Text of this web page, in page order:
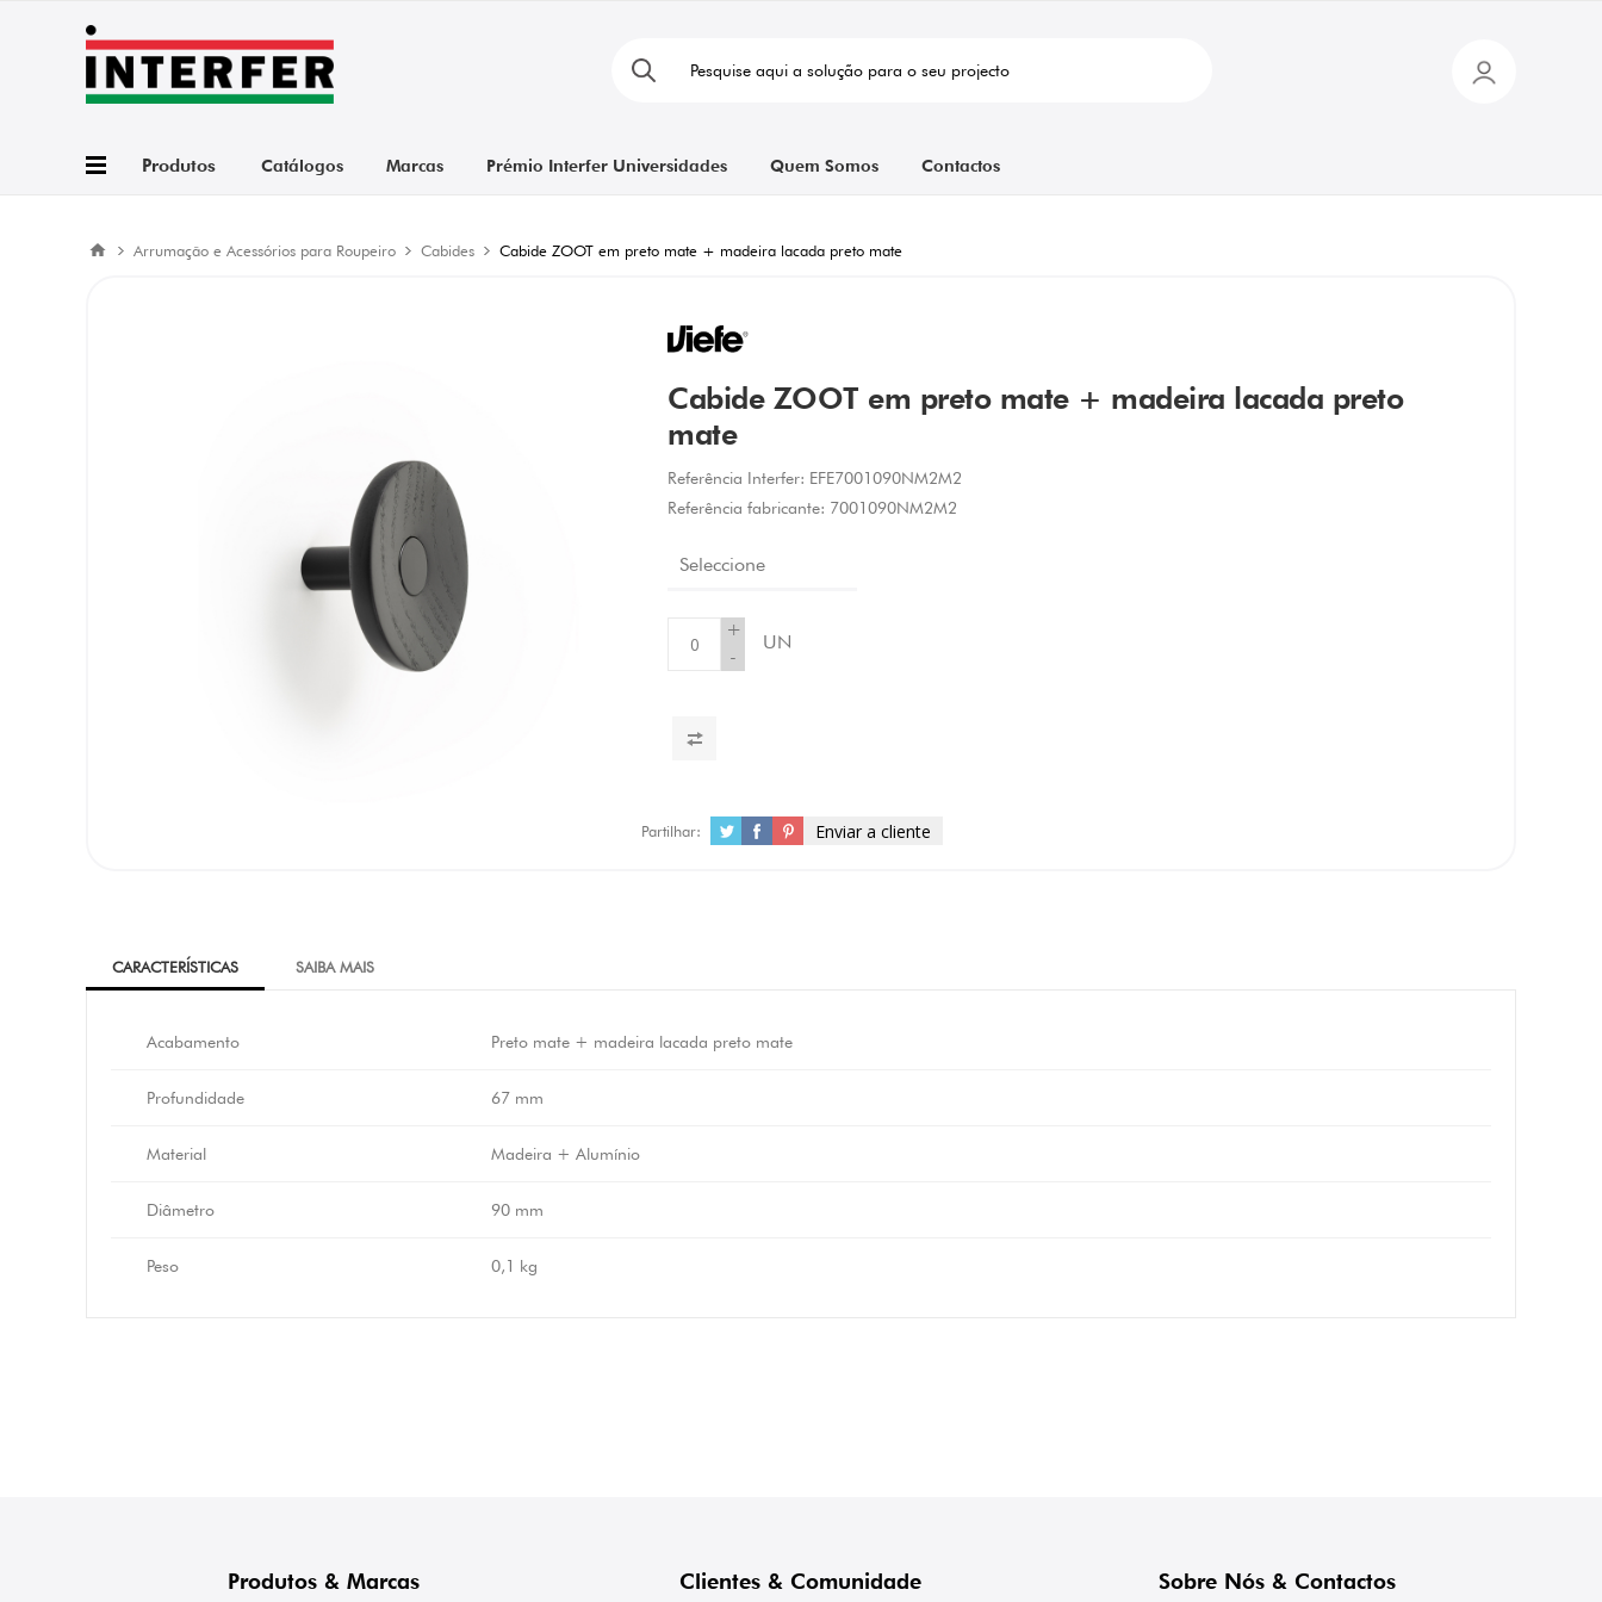
Produtos Catálogos Marcas Prémio Interfer Universidades Quem Somos Contactos
Arrumação e Acessórios para Roupeiro Cabides Cabide ZOOT em preto mate + madeira lacada preto mate
Cabide ZOOT em preto mate + madeira lacada preto
mate
Referência Interfer: EFE7001090NM2M2
Referência fabricante: 7001090NM2M2
Seleccione
+
-
UN
Partilhar: Enviar a cliente
CARACTERÍSTICAS SAIBA MAIS
Acabamento Preto mate + madeira lacada preto mate
Profundidade 67 mm
Material Madeira + Alumínio
Diâmetro 90 mm
Peso 0,1 kg
Produtos & Marcas Clientes & Comunidade Sobre Nós & Contactos